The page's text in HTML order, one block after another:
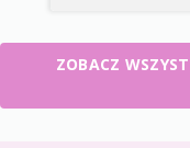
ZOBACZ